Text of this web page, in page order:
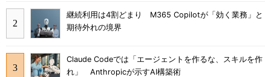
継続利用は4割どまり M365 Copilotが「効く業務」と
期待外れの境界
Claude Codeでは「エージェントを作るな、スキルを作
れ」 Anthropicが示すAI構築術